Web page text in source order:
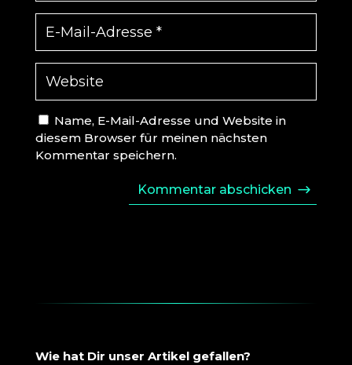
Name, E-Mail-Adresse und Website in
diesem Browser für meinen nächsten
Kommentar speichern.
Kommentar abschicken
Wie hat Dir unser Artikel gefallen?